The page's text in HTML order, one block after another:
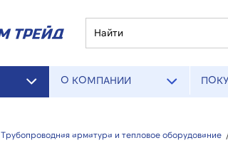
О КОМПАНИИ
Трубопроводная арматура и тепловое оборудование